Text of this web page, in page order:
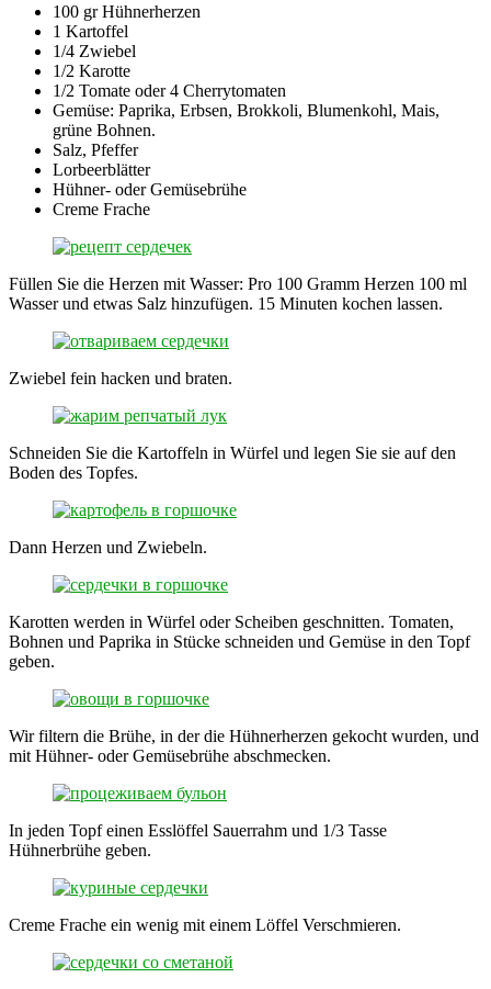
100 gr Hühnerherzen
1 Kartoffel
1/4 Zwiebel
1/2 Karotte
1/2 Tomate oder 4 Cherrytomaten
Gemüse: Paprika, Erbsen, Brokkoli, Blumenkohl, Mais,
grüne Bohnen.
Salz, Pfeffer
Lorbeerblätter
Hühner- oder Gemüsebrühe
Creme Frache
Füllen Sie die Herzen mit Wasser: Pro 100 Gramm Herzen 100 ml
Wasser und etwas Salz hinzufügen. 15 Minuten kochen lassen.
Zwiebel fein hacken und braten.
Schneiden Sie die Kartoffeln in Würfel und legen Sie sie auf den
Boden des Topfes.
Dann Herzen und Zwiebeln.
Karotten werden in Würfel oder Scheiben geschnitten. Tomaten,
Bohnen und Paprika in Stücke schneiden und Gemüse in den Topf
geben.
Wir filtern die Brühe, in der die Hühnerherzen gekocht wurden, und
mit Hühner- oder Gemüsebrühe abschmecken.
In jeden Topf einen Esslöffel Sauerrahm und 1/3 Tasse
Hühnerbrühe geben.
Creme Frache ein wenig mit einem Löffel Verschmieren.